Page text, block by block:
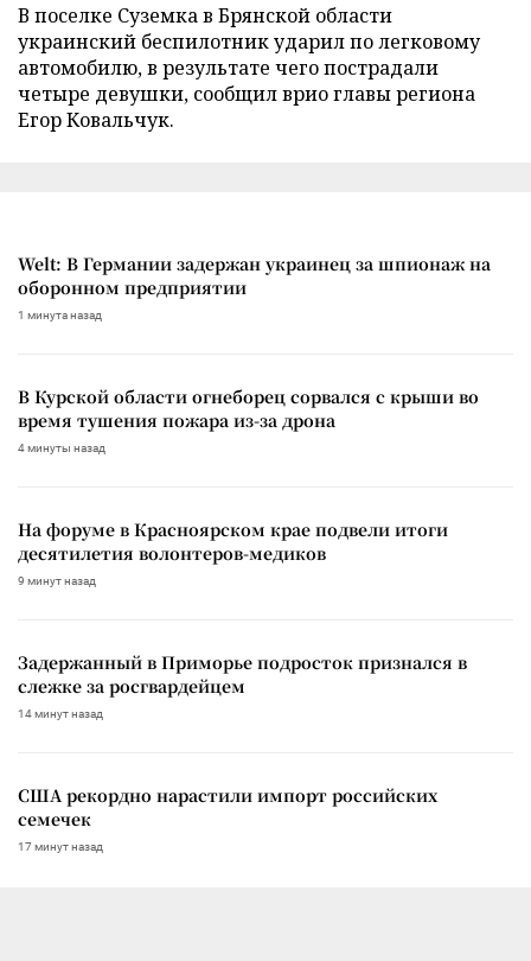
В поселке Суземка в Брянской области
украинский беспилотник ударил по легковому
автомобилю, в результате чего пострадали
четыре девушки, сообщил врио главы региона
Егор Ковальчук.
Welt: В Германии задержан украинец за шпионаж на
оборонном предприятии
1 минута назад
В Курской области огнеборец сорвался с крыши во
время тушения пожара из-за дрона
4 минуты назад
На форуме в Красноярском крае подвели итоги
десятилетия волонтеров-медиков
9 минут назад
Задержанный в Приморье подросток признался в
слежке за росгвардейцем
14 минут назад
США рекордно нарастили импорт российских
семечек
17 минут назад